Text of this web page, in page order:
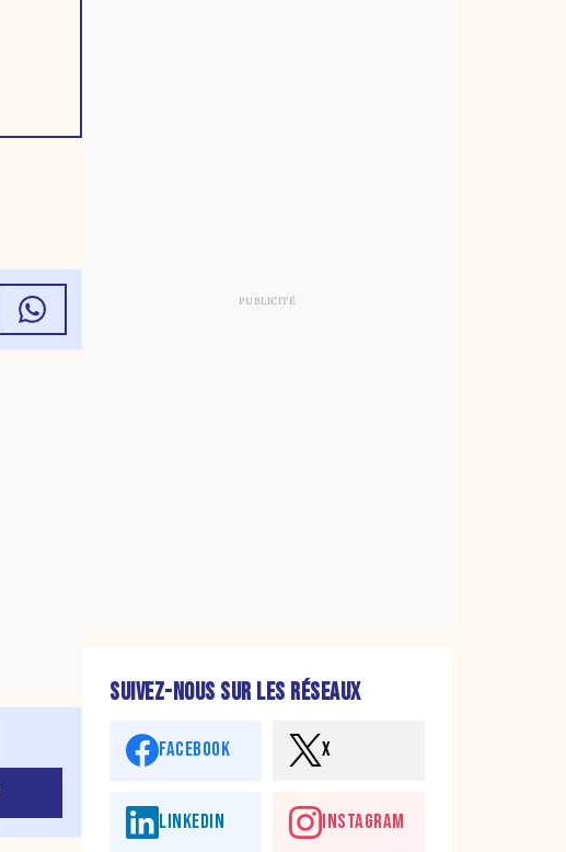
SUIVEZ-NOUS SUR LES RÉSEAUX
FACEBOOK X
LINKEDIN INSTAGRAM